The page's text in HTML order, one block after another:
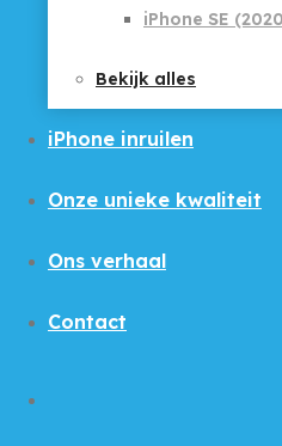
iPhone SE
Bekijk alles
iPhone inruilen
Onze unieke kwaliteit
Ons verhaal
Contact